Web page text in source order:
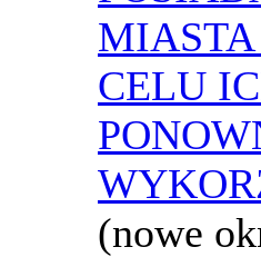
MIASTA
CELU
(nowe